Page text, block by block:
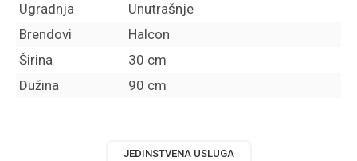
Ugradnja
Unutrašnje
Brendovi
Halcon
Širina
30 cm
Dužina
90 cm
JEDINSTVENA USLUGA